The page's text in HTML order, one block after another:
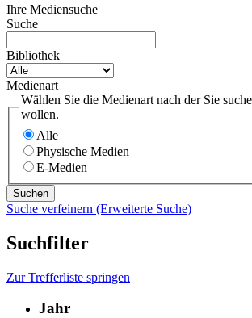
Ihre Mediensuche
Suche
Bibliothek
Medienart
Wählen Sie die Medienart nach der Sie
wollen.
Alle
Physische Medien
E-Medien
Suche verfeinern (Erweiterte Suche)
Suchfilter
Zur Trefferliste springen
Jahr